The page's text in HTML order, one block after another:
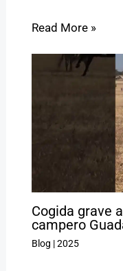
Read More »
Cogida grave
campero
Blog |2025